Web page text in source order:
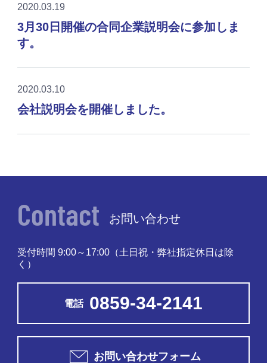
2020.03.19
3月30日開催の合同企業説明会に参加しま
す。
2020.03.10
会社説明会を開催しました。
Contact お問い合わせ
受付時間 9:00～17:00 （土日祝・弊社指定休日は除
く）
電話 0859-34-2141
お問い合わせフォーム